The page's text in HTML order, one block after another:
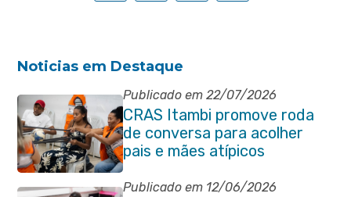
Noticias em Destaque
Publicado em 22/07/2026
CRAS Itambi promove roda
de conversa para acolher
pais e mães atípicos
Publicado em 12/06/2026